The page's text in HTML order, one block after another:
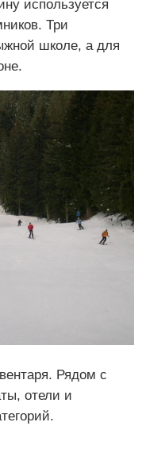
используется
Три
школе, а для
Рядом с
отели и